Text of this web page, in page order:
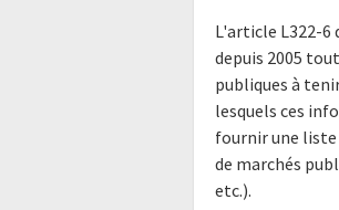
L'article L322-6
depuis 2005
publiques à
lesquels ces
fournir une
de marchés
etc.).